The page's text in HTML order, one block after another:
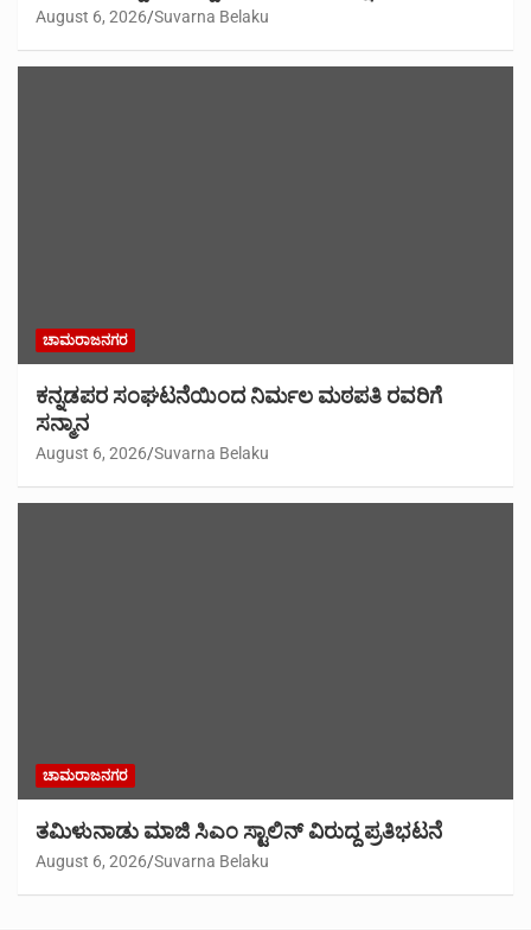
August 6, 2026 Suvarna Belaku
ಚಾಮರಾಜನಗರ
ಕನ್ನಡಪರ ಸಂಘಟನೆಯಿಂದ ನಿರ್ಮಲ ಮಠಪತಿ ರವರಿಗೆ
ಸನ್ಮಾನ
August 6, 2026 Suvarna Belaku
ಚಾಮರಾಜನಗರ
ತಮಿಳುನಾಡು ಮಾಜಿ ಸಿಎಂ ಸ್ಟಾಲಿನ್ ವಿರುದ್ದ ಪ್ರತಿಭಟನೆ
August 6, 2026 Suvarna Belaku